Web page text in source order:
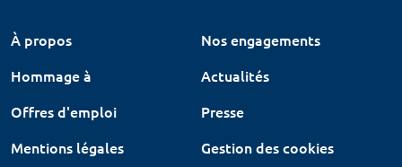
À propos
Nos engagements
Hommage à
Actualités
Offres d'emploi
Presse
Mentions légales
Gestion des cookies